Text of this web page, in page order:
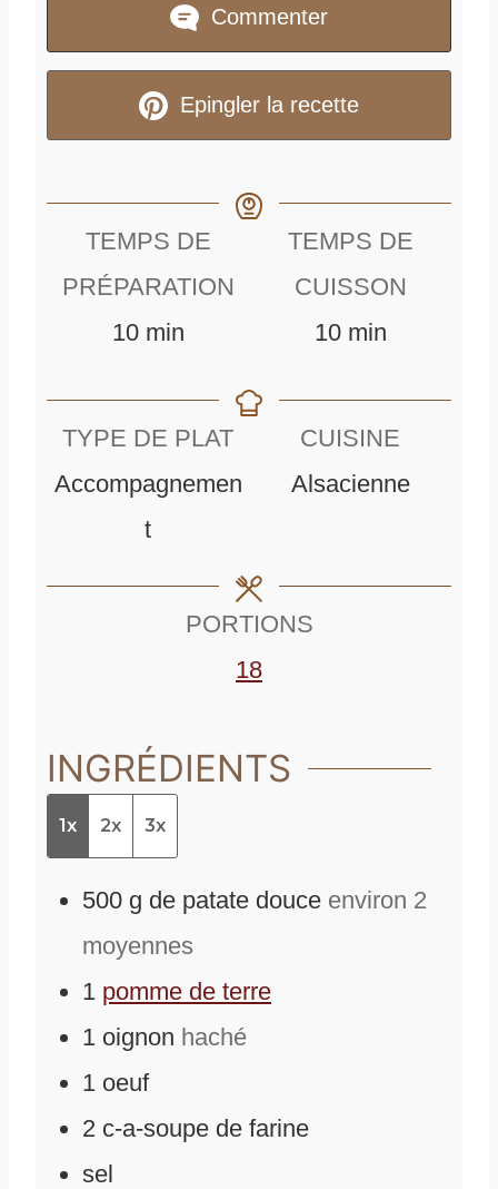
Commenter
Epingler la recette
TEMPS DE
PRÉPARATION
10m
n
min
TEMPS DE
CUISSON
10m
n
u
min
TYPE DE PLAT
Accompagnemen
t
CUISINE
Alsacienne
PORTIONS
18
INGRÉDIENTS
1x 2x 3x
500 g de patate douce environ 2
moyennes
1 pomme de terre
1 oignon haché
1 oeuf
2 c-a-soupe de farine
sel